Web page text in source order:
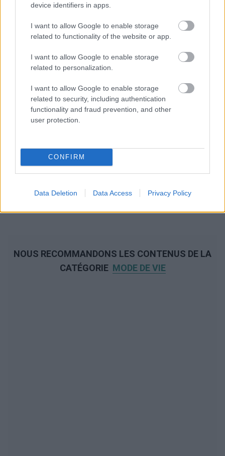
device identifiers in apps.
I want to allow Google to enable storage
related to functionality of the website or app.
I want to allow Google to enable storage
related to personalization.
I want to allow Google to enable storage
related to security, including authentication
functionality and fraud prevention, and other
user protection.
CONFIRM
Data Deletion Data Access Privacy Policy
NOUS RECOMMANDONS LES CONTENUS DE LA
CATÉGORIE MODE DE VIE